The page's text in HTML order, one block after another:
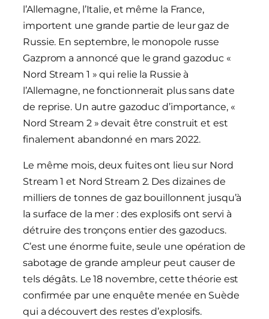
l’Allemagne, l’Italie, et même la France,
importent une grande partie de leur gaz de
Russie. En septembre, le monopole russe
Gazprom a annoncé que le grand gazoduc «
Nord Stream 1 » qui relie la Russie à
l’Allemagne, ne fonctionnerait plus sans date
de reprise. Un autre gazoduc d’importance, «
Nord Stream 2 » devait être construit et est
finalement abandonné en mars 2022.
Le même mois, deux fuites ont lieu sur Nord
Stream 1 et Nord Stream 2. Des dizaines de
milliers de tonnes de gaz bouillonnent jusqu’à
la surface de la mer : des explosifs ont servi à
détruire des tronçons entier des gazoducs.
C’est une énorme fuite, seule une opération de
sabotage de grande ampleur peut causer de
tels dégâts. Le 18 novembre, cette théorie est
confirmée par une enquête menée en Suède
qui a découvert des restes d’explosifs.